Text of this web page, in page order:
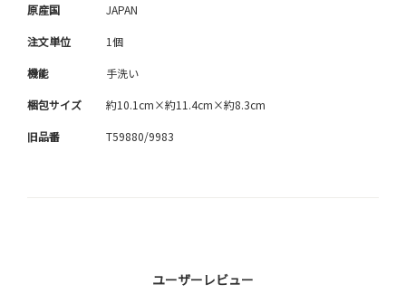
原産国 JAPAN
注文単位 1個
機能 手洗い
梱包サイズ 約10.1cm×約11.4cm×約8.3cm
旧品番 T59880/9983
ユーザーレビュー